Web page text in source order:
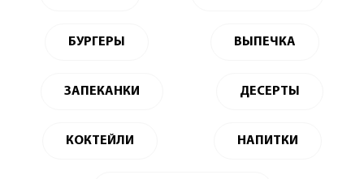
БУРГЕРЫ ВЫПЕЧКА
ЗАПЕКАНКИ ДЕСЕРТЫ
КОКТЕЙЛИ НАПИТКИ